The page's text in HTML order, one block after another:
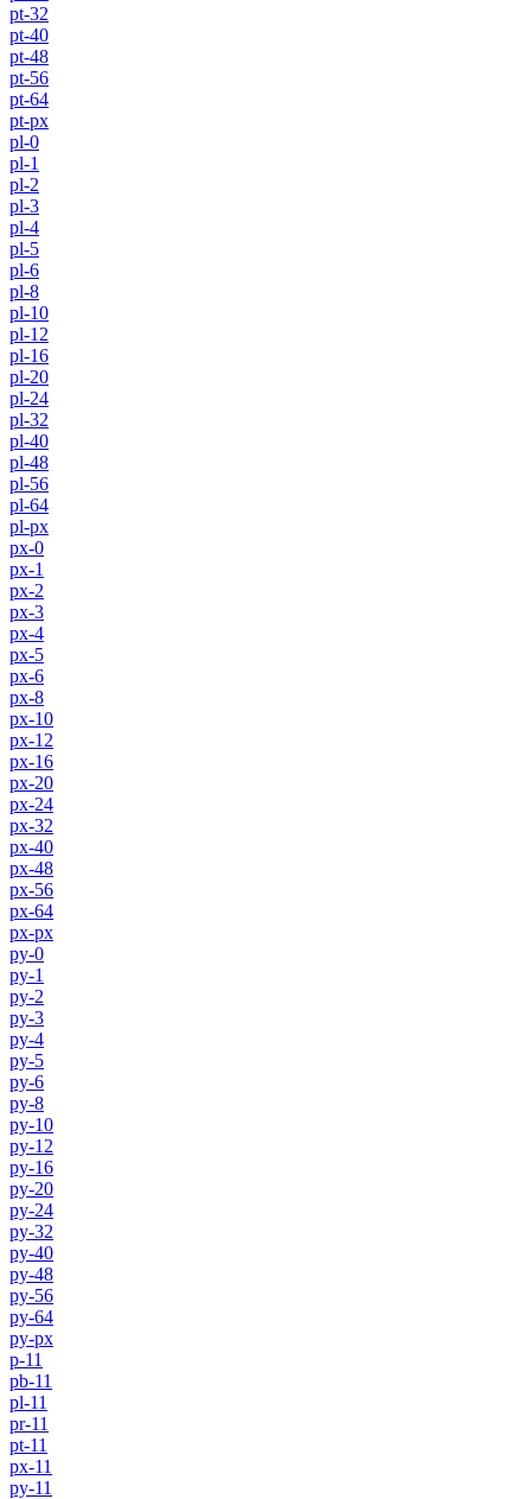
pt-32
pt-40
pt-48
pt-56
pt-64
pt-px
pl-0
pl-1
pl-2
pl-3
pl-4
pl-5
pl-6
pl-8
pl-10
pl-12
pl-16
pl-20
pl-24
pl-32
pl-40
pl-48
pl-56
pl-64
pl-px
px-0
px-1
px-2
px-3
px-4
px-5
px-6
px-8
px-10
px-12
px-16
px-20
px-24
px-32
px-40
px-48
px-56
px-64
px-px
py-0
py-1
py-2
py-3
py-4
py-5
py-6
py-8
py-10
py-12
py-16
py-20
py-24
py-32
py-40
py-48
py-56
py-64
py-px
p-11
pb-11
pl-11
pr-11
pt-11
px-11
py-11